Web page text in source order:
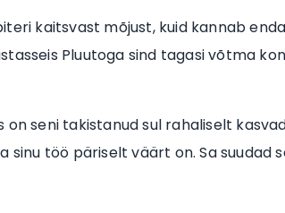
kaitsvast mõjust, kuid kannab
Pluutoga sind tagasi võtma
seni takistanud sul rahaliselt
sinu töö päriselt väärt on. Sa suudad